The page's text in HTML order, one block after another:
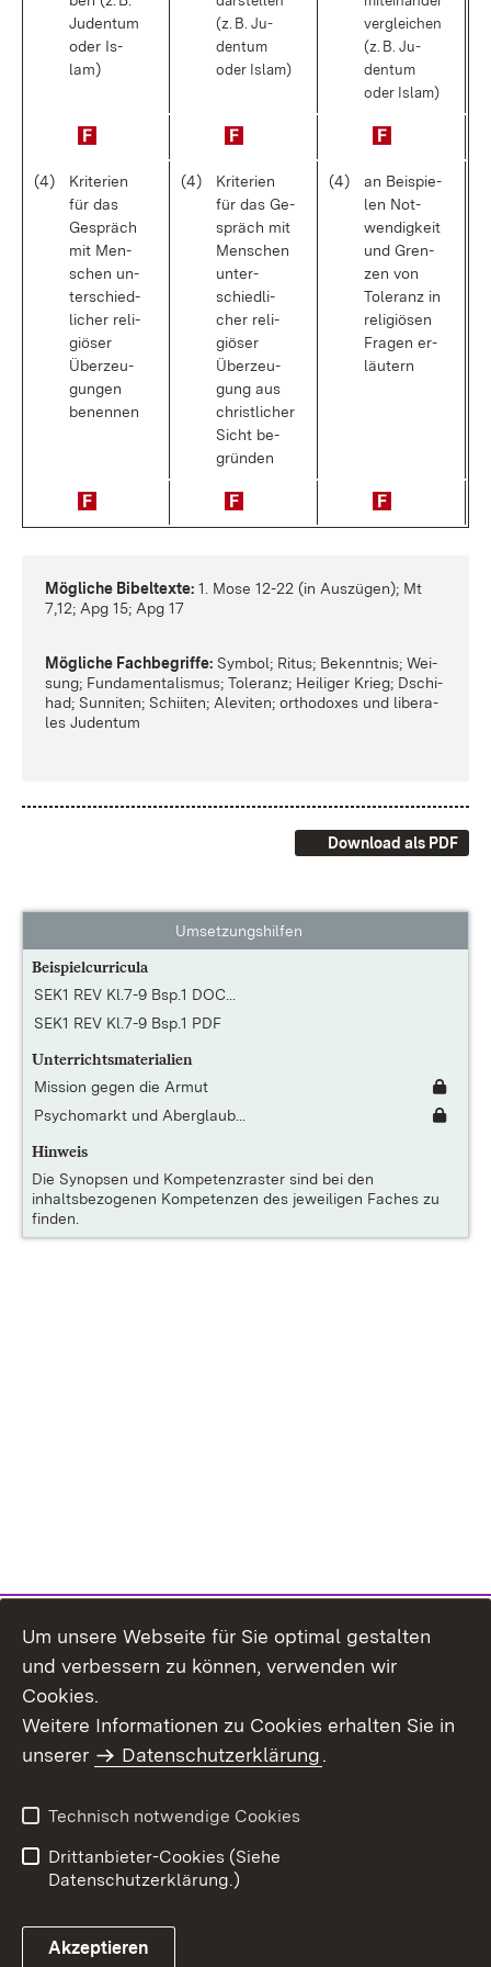
Ju­den­tum
oder Is­
lam)
(z. B. Ju­
den­tum
oder Is­lam)
ver­glei­chen
(z. B. Ju­
den­tum
oder Is­lam)
(4)
Kri­te­ri­en
für das
Ge­spräch
mit Men­
schen un­
ter­schied­
li­cher re­li­
giö­ser
Über­zeu­
gun­gen
be­nen­nen
(4)
Kri­te­ri­en
für das Ge­
spräch mit
Men­schen
un­ter­
schied­li­
cher re­li­
giö­ser
Über­zeu­
gung aus
christ­li­cher
Sicht be­
grün­den
(4)
an Bei­spie­
len Not­
wen­dig­keit
und Gren­
zen von
To­le­ranz in
re­li­giö­sen
Fra­gen er­
läu­tern
Mög­li­che Bi­bel­tex­te: 1. Mo­se 12-22 (in Aus­zü­gen); Mt
7,12; Apg 15; Apg 17
Mög­li­che Fach­be­grif­fe: Sym­bol; Ri­tus; Be­kennt­nis; Wei­
sung; Fun­da­men­ta­lis­mus; To­le­ranz; Hei­li­ger Krieg; Dschi­
had; Sun­ni­ten; Schii­ten; Ale­vi­ten; or­tho­do­xes und li­be­ra­
les Ju­den­tum
Download als PDF
Umsetzungshilfen
Beispielcurricula
SEK1 REV Kl.7-9 Bsp.1 DOC...
SEK1 REV Kl.7-9 Bsp.1 PDF
Unterrichtsmaterialien
Mission gegen die Armut
Psychomarkt und Aberglaub...
Hinweis
Die Synopsen und Kompetenzraster sind bei den
inhaltsbezogenen Kompetenzen des jeweiligen Faches zu
finden.
Um unsere Webseite für Sie optimal gestalten
und verbessern zu können, verwenden wir
Cookies.
Weitere Informationen zu Cookies erhalten Sie in
unserer
Datenschutzerklärung.
Technisch notwendige Cookies
Drittanbieter-Cookies (Siehe
Datenschutzerklärung.)
Akzeptieren